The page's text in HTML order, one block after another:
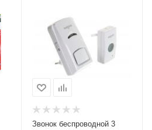
Звонок беспроводной 3